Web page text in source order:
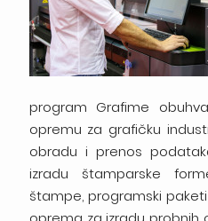
program Grafime
opremu za grafičku
obradu i prenos
izradu štamparske
štampe, programski